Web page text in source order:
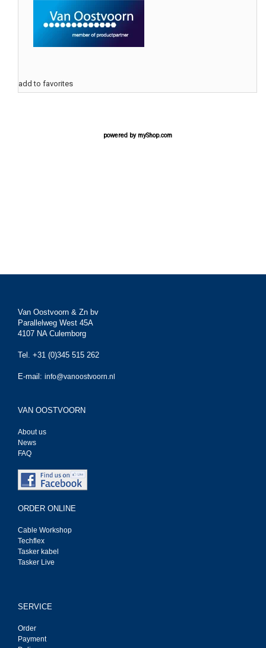
add to favorites
powered by myShop.com
Van Oostvoorn & Zn bv
Parallelweg West 45A
4107 NA Culemborg
Tel. +31 (0)345 515 262
E-mail: info@vanoostvoorn.nl
VAN OOSTVOORN
About us
News
FAQ
ORDER ONLINE
Cable Workshop
Techflex
Tasker kabel
Tasker Live
SERVICE
Order
Payment